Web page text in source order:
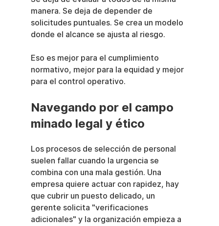
manera. Se deja de depender de
solicitudes puntuales. Se crea un modelo
donde el alcance se ajusta al riesgo.
Eso es mejor para el cumplimiento
normativo, mejor para la equidad y mejor
para el control operativo.
Navegando por el campo
minado legal y ético
Los procesos de selección de personal
suelen fallar cuando la urgencia se
combina con una mala gestión. Una
empresa quiere actuar con rapidez, hay
que cubrir un puesto delicado, un
gerente solicita "verificaciones
adicionales" y la organización empieza a